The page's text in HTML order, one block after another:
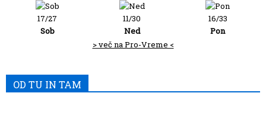
17/27
Sob
11/30
Ned
16/33
Pon
> več na Pro-Vreme <
OD TU IN TAM